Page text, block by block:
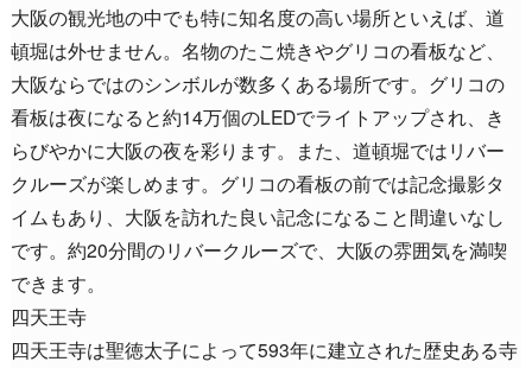
大阪の観光地の中でも特に知名度の高い場所といえば、道
頓堀は外せません。名物のたこ焼きやグリコの看板など、
大阪ならではのシンボルが数多くある場所です。グリコの
看板は夜になると約14万個のLEDでライトアップされ、き
らびやかに大阪の夜を彩ります。また、道頓堀ではリバー
クルーズが楽しめます。グリコの看板の前では記念撮影タ
イムもあり、大阪を訪れた良い記念になること間違いなし
です。約20分間のリバークルーズで、大阪の雰囲気を満喫
できます。
四天王寺
四天王寺は聖徳太子によって593年に建立された歴史ある寺